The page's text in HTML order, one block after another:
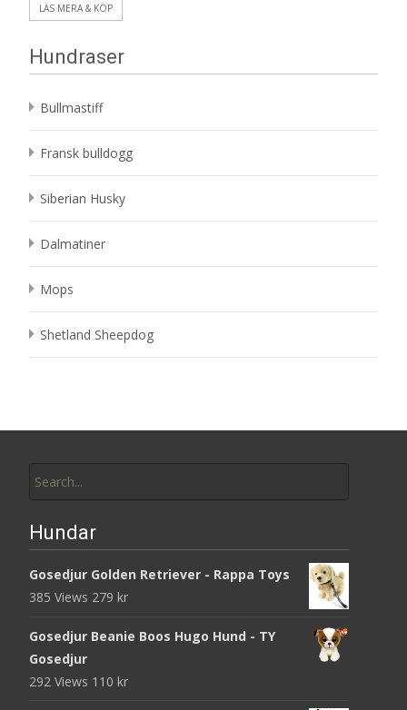
LÄS MERA & KÖP
Hundraser
Bullmastiff
Fransk bulldogg
Siberian Husky
Dalmatiner
Mops
Shetland Sheepdog
for:
Hundar
Gosedjur Golden Retriever - Rappa Toys
385 Views 279 kr
Gosedjur Beanie Boos Hugo Hund - TY
Gosedjur
292 Views 110 kr